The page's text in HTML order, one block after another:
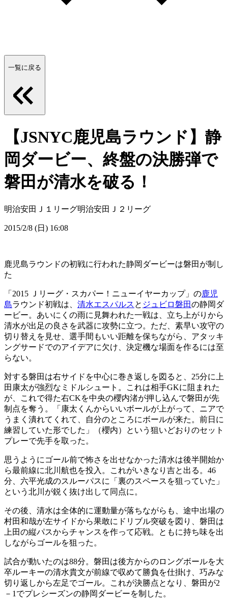
一覧に戻る
【JSNYC鹿児島ラウンド】静
岡ダービー、終盤の決勝弾で
磐田が清水を破る！
明治安田Ｊ１リーグ明治安田Ｊ２リーグ
2015/2/8 (日) 16:08
鹿児島ラウンドの初戦に行われた静岡ダービーは磐田が制し
た
「2015 Ｊリーグ・スカパー！ニューイヤーカップ」の鹿児
島ラウンド初戦は、 清水エスパルス と ジュビロ磐田の静岡ダ
ービー。あいにくの雨に見舞われた一戦は、立ち上がりから
清水が出足の良さを武器に攻勢に立つ。ただ、素早い攻守の
切り替えを見せ、選手間もいい距離を保ちながら、アタッキ
ングサードでのアイデアに欠け、決定機な場面を作るには至
らない。
対する磐田は右サイドを中心に巻き返しを図ると、25分に上
田康太が強烈なミドルシュート。これは相手GKに阻まれた
が、これで得た右CKを中央の櫻内渚が押し込んで磐田が先
制点を奪う。「康太くんからいいボールが上がって、ニアで
うまく潰れてくれて、自分のところにボールが来た。前日に
練習していた形でした」（櫻内）という狙いどおりのセット
プレーで先手を取った。
思うようにゴール前で怖さを出せなかった清水は後半開始か
ら最前線に北川航也を投入。これがいきなり吉と出る。46
分、六平光成のスルーパスに「裏のスペースを狙っていた」
という北川が鋭く抜け出して同点に。
その後、清水は全体的に運動量が落ちながらも、途中出場の
村田和哉が左サイドから果敢にドリブル突破を図り、磐田は
上田の縦パスからチャンスを作って応戦。ともに持ち味を出
しながらゴールを狙った。
試合が動いたのは88分。磐田は後方からのロングボールを大
卒ルーキーの清水貴文が前線で収めて勝負を仕掛け、巧みな
切り返しから左足でゴール。これが決勝点となり、磐田が2
－1でプレシーズンの静岡ダービーを制した。